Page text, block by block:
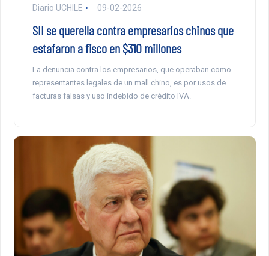
Diario UCHILE 09-02-2026
SII se querella contra empresarios chinos que
estafaron a fisco en $310 millones
La denuncia contra los empresarios, que operaban como
representantes legales de un mall chino, es por usos de
facturas falsas y uso indebido de crédito IVA.